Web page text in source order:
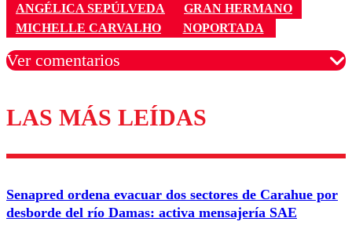
ANGÉLICA SEPÚLVEDA
GRAN HERMANO
MICHELLE CARVALHO
NOPORTADA
Ver comentarios
Los comentarios son moderados para garantizar un
diálogo respetuoso.
Correo
LAS MÁS LEÍDAS
Senapred ordena evacuar dos sectores de Carahue por
desborde del río Damas: activa mensajería SAE